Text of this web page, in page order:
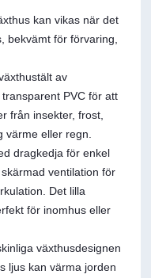
kan vikas när det
bekvämt för förvaring,
av
PVC för att
från insekter, frost,
värme eller regn.
dragkedja för enkel
ventilation för
Det lilla
för inomhus eller
växthusdesignen
ljus kan värma jorden